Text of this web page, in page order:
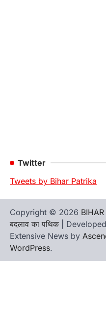
Twitter
Tweets by Bihar Patrika
Copyright © 2026 BIHAR
बदलाव का पथिक |
Extensive News by
WordPress.